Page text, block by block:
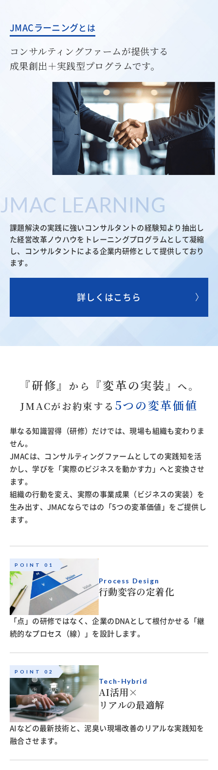
JMACラーニング とは
コンサルティングファームが提供する
成果創出＋実践型プログラムです。
JMAC LEARNING
課題解決の実践に強いコンサルタントの経験知より抽出し
た経営改革ノウハウをトレーニングプログラムとして凝縮
し、コンサルタントによる企業内研修として提供しており
ます。
詳しくはこちら
『研修』 から 『変革の実装』へ。
JMACがお約束する 5つの変革価値
単なる知識習得（研修）だけでは、現場も組織も変わりま
せん。
JMACは、コンサルティングファームとしての実践知を活
かし、学びを「実際のビジネスを動かす力」へと変換させ
ます。
組織の行動を変え、実際の事業成果（ビジネスの実装）を
生み出す、JMACならではの「5つの変革価値」をご提供し
ます。
POINT 01
Process Design
行動変容の定着化
「点」の研修ではなく、企業のDNAとして根付かせる「継
続的なプロセス（線）」を設計します。
POINT 02
Tech-Hybrid
AI活用×
リアルの最適解
AIなどの最新技術と、泥臭い現場改善のリアルな実践知を
融合させます。